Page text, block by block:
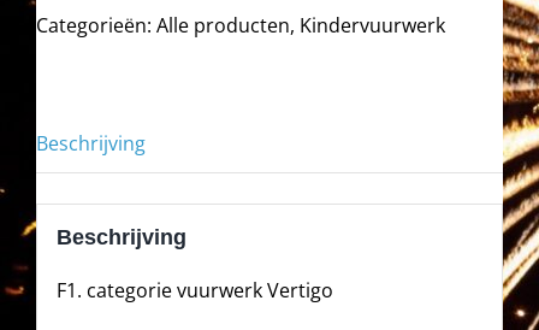
Categorieën: Alle producten, Kindervuurwerk
Beschrijving
Beschrijving
F1. categorie vuurwerk Vertigo